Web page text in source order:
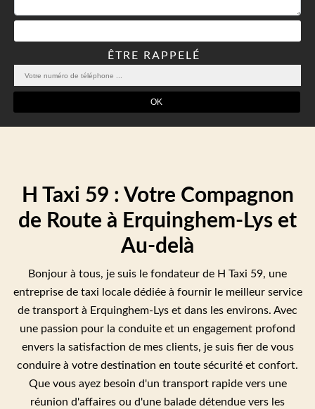
ÊTRE RAPPELÉ
H Taxi 59 : Votre Compagnon
de Route à Erquinghem-Lys et
Au-delà
Bonjour à tous, je suis le fondateur de H Taxi 59, une
entreprise de taxi locale dédiée à fournir le meilleur service
de transport à Erquinghem-Lys et dans les environs. Avec
une passion pour la conduite et un engagement profond
envers la satisfaction de mes clients, je suis fier de vous
conduire à votre destination en toute sécurité et confort.
Que vous ayez besoin d'un transport rapide vers une
réunion d'affaires ou d'une balade détendue vers les